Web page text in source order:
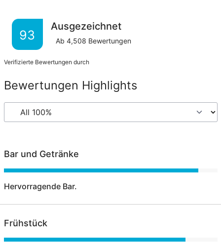
93
Ausgezeichnet
Ab 4,508 Bewertungen
Verifizierte Bewertungen durch
Bewertungen Highlights
Bar und Getränke
Hervorragende Bar.
Frühstück